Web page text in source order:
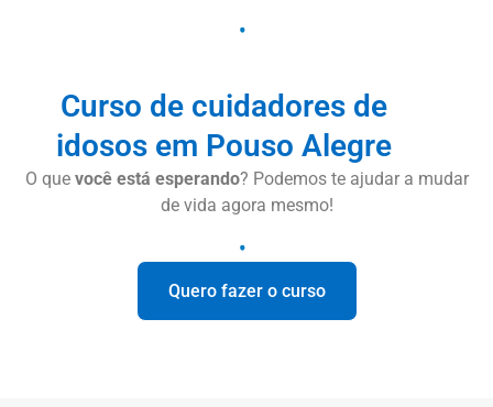
Curso de cuidadores de
idosos em Pouso Alegre
O que você está esperando? Podemos te ajudar a mudar
de vida agora mesmo!
Quero fazer o curso